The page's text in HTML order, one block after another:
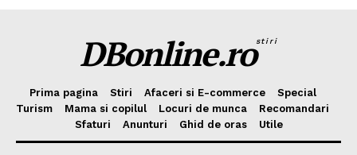
DBonline.rostiri
Prima pagina Stiri Afaceri si E-commerce
Special
Turism
Mama si copilul Locuri de munca
Recomandari
Sfaturi
Anunturi Ghid de oras Utile